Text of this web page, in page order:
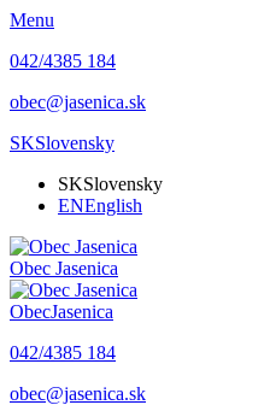
Menu
042/4385 184
obec@jasenica.sk
SKSlovensky
SKSlovensky
ENEnglish
Obec Jasenica
ObecJasenica
042/4385 184
obec@jasenica.sk